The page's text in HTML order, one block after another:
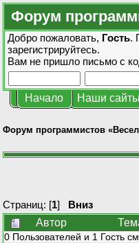
Форум
Добро пожаловать, Гость.
зарегистрируйтесь.
Вам не пришло письмо с
Начало Наши сайты
Форум программистов
Страниц: [1] Вниз
Автор
0 Пользователей и 1 Гость